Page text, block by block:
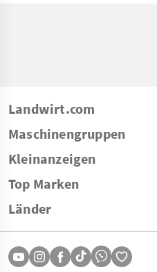
Landwirt.com
Maschinengruppen
Kleinanzeigen
Top Marken
Länder